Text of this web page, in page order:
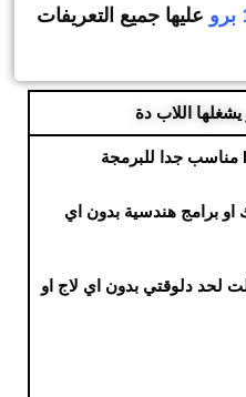
عليها جميع التعريفات
يشغلها اللاب دة
او برامج هندسية بدون اي
لحد دلوقتي بدون اي لاج او